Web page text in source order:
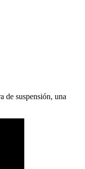
de suspensión, una